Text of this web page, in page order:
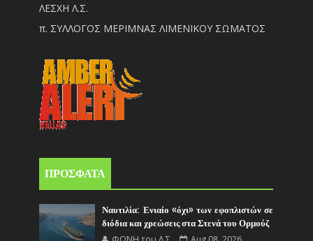
ΛΕΣΧΗ Λ.Σ.
π. ΣΥΛΛΟΓΟΣ ΜΕΡΙΜΝΑΣ ΛΙΜΕΝΙΚΟΥ ΣΩΜΑΤΟΣ
ΠΡΟΣΦΑΤΑ
Ναυτιλία: Ενιαίο «όχι» των εφοπλιστών σε
διόδια και χρεώσεις στα Στενά του Ορμούζ